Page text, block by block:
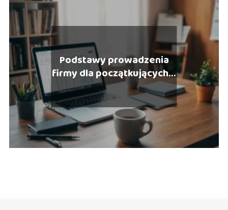
Podstawy prowadzenia
firmy dla początkujących –
co musisz wiedzieć?